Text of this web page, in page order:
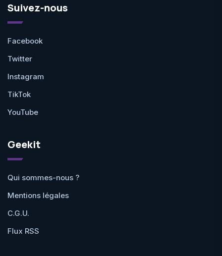
Suivez-nous
Facebook
Twitter
Instagram
TikTok
YouTube
Geekit
Qui sommes-nous ?
Mentions légales
C.G.U.
Flux RSS